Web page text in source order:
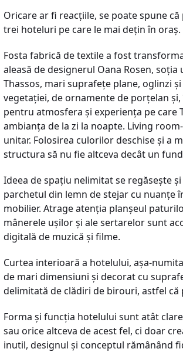
Oricare ar fi reacţiile, se poate spune
trei hoteluri pe care le mai deţin în
Fosta fabrică de textile a fost
aleasă de designerul Oana Rosen,
Thassos, mari suprafeţe plane, oglinzi
vegetaţiei, de ornamente de porţelan
pentru atmosfera şi experienţa pe care
ambianţa de la zi la noapte. Living
unitar. Folosirea culorilor deschise şi a
structura să nu fie altceva decât un
Ideea de spaţiu nelimitat se regăseşte
parchetul din lemn de stejar cu nuanţe
mobilier. Atrage atenţia planşeul
mânerele uşilor şi ale sertarelor sunt
digitală de muzică şi filme.
Curtea interioară a hotelului, aşa-
de mari dimensiuni şi decorat cu
delimitată de clădiri de birouri, astfel
Forma şi funcţia hotelului sunt atât
sau orice altceva de acest fel, ci doar
inutil, designul şi conceptul rămânând